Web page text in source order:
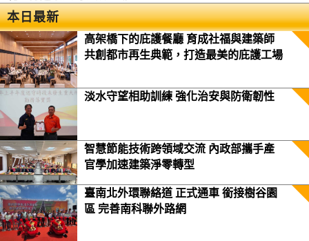
本日最新
高架橋下的庇護餐廳 育成社福與建築師
共創都市再生典範，打造最美的庇護工場
淡水守望相助訓練 強化治安與防衛韌性
智慧節能技術跨領域交流 內政部攜手產
官學加速建築淨零轉型
臺南北外環聯絡道 正式通車 銜接樹谷園
區 完善南科聯外路網